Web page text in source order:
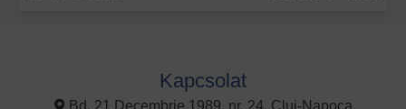
Kapcsolat
Bd. 21 Decembrie 1989, nr. 24, Cluj-Napoca